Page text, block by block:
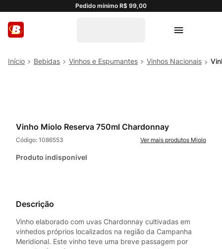
Pedido mínimo R$ 99,00
Bebidas Vinhos e Espumantes Vinhos Nacionais
Vinho Miolo Reserva 750ml Chardonnay
Código: 1086553 Miolo
Produto indisponível
Descrição
Vinho elaborado com uvas Chardonnay cultivadas em
vinhedos próprios localizados na região da Campanha
Meridional. Este vinho teve uma breve passagem por